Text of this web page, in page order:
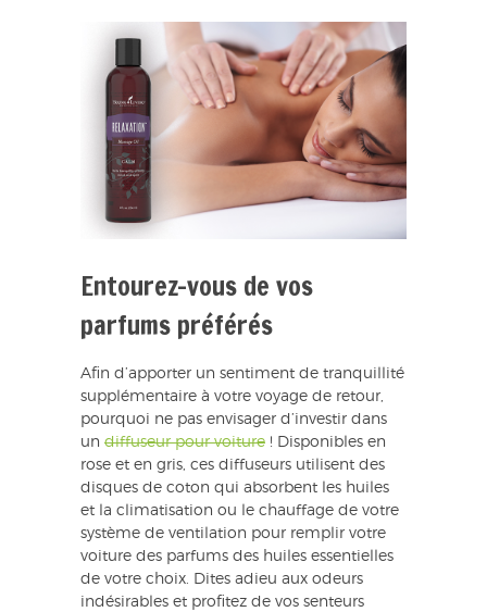
Entourez-vous de vos
parfums préférés
Afin d’apporter un sentiment de tranquillité
supplémentaire à votre voyage de retour,
pourquoi ne pas envisager d’investir dans
un diffuseur pour voiture ! Disponibles en
rose et en gris, ces diffuseurs utilisent des
disques de coton qui absorbent les huiles
et la climatisation ou le chauffage de votre
système de ventilation pour remplir votre
voiture des parfums des huiles essentielles
de votre choix. Dites adieu aux odeurs
indésirables et profitez de vos senteurs